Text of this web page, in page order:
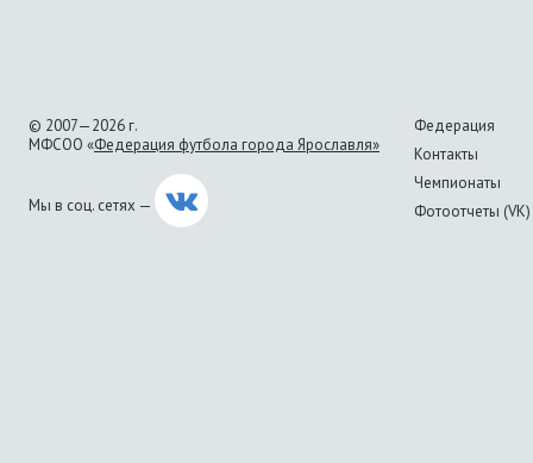
© 2007—2026 г.
МФСОО «Федерация футбола города Ярославля»
Мы в соц. сетях —
Федерация
Контакты
Чемпионаты
Фотоотчеты (VK)